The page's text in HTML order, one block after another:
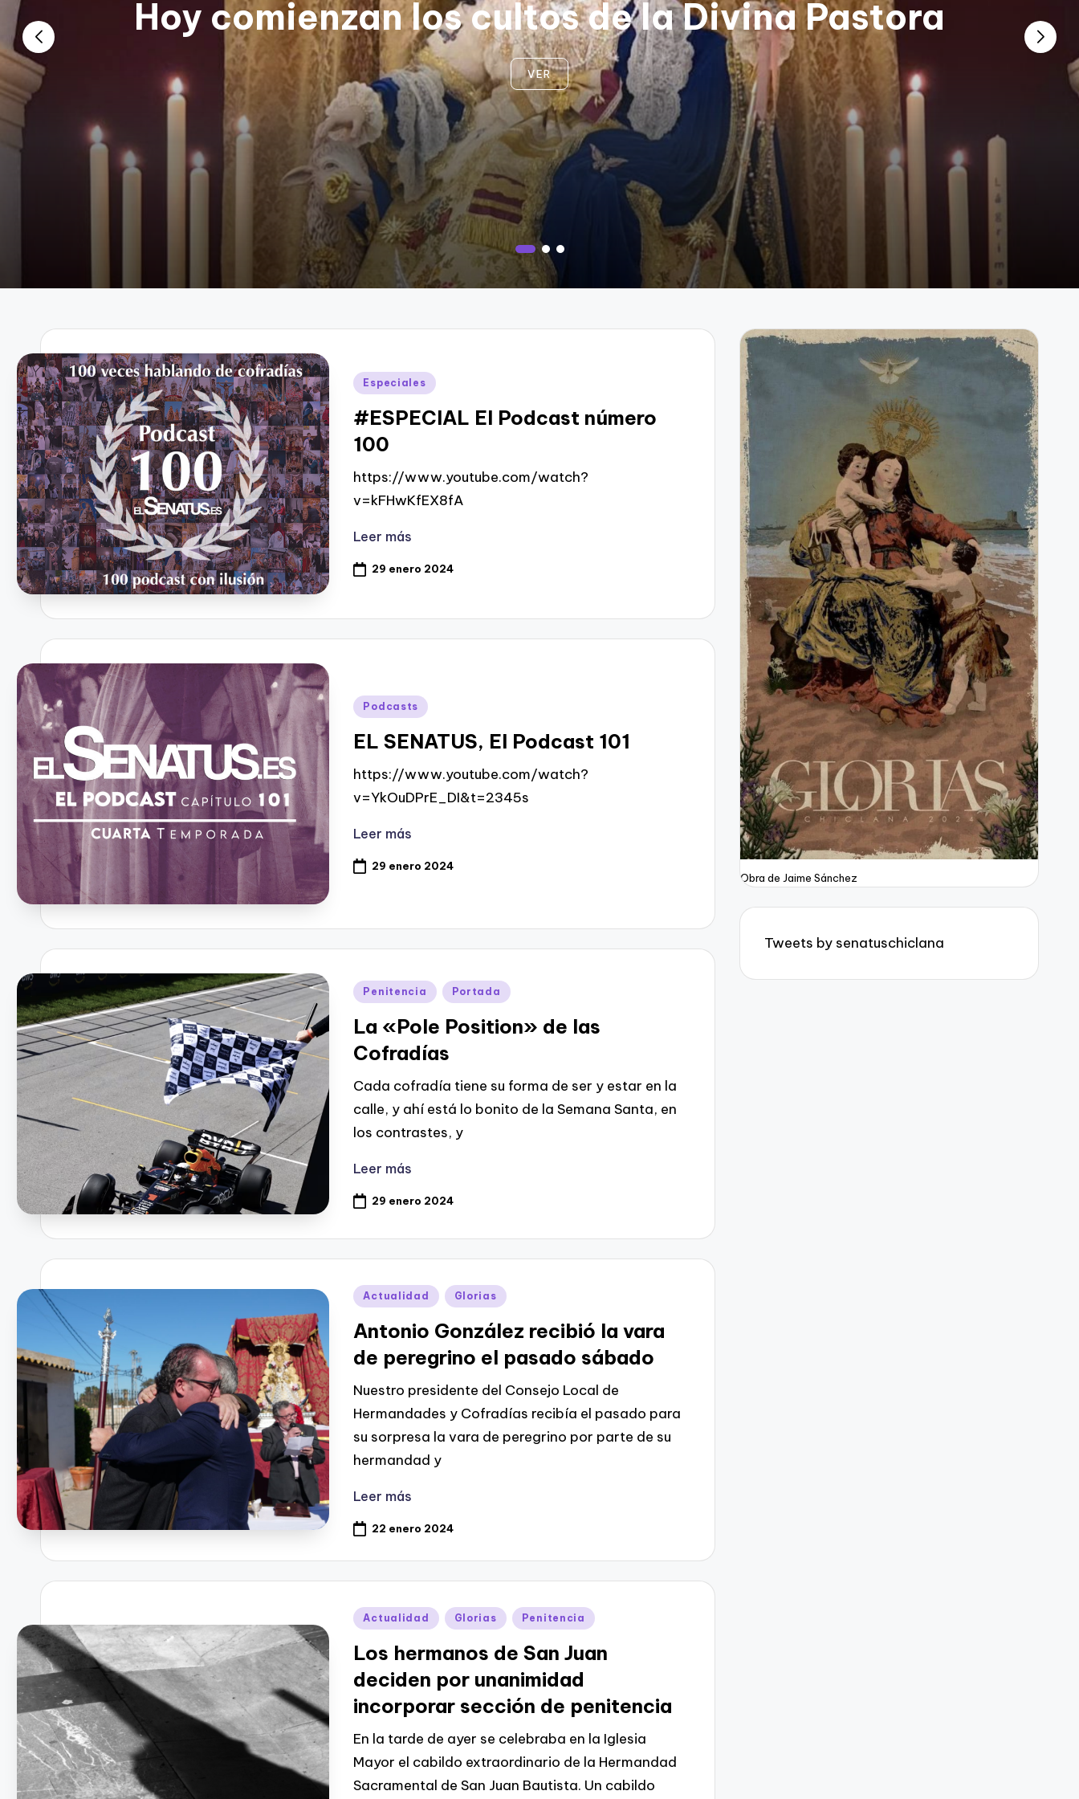
Hoy comienzan los cultos de la Divina Pastora
VER
Publicado
Especiales
#ESPECIAL El Podcast número
100
https://www.youtube.com/watch?
v=kFHwKfEX8fA
Leer más
29 enero 2024
Publicado
Podcasts
EL SENATUS, El Podcast 101
https://www.youtube.com/watch?
v=YkOuDPrE_DI&t=2345s
Leer más
29 enero 2024
Publicado
Penitencia Portada
La «Pole Position» de las
Cofradías
Cada cofradía tiene su forma de ser y estar en la
calle, y ahí está lo bonito de la Semana Santa, en
los contrastes, y
Leer más
29 enero 2024
Publicado
Actualidad Glorias
Antonio González recibió la vara
de peregrino el pasado sábado
Nuestro presidente del Consejo Local de
Hermandades y Cofradías recibía el pasado para
su sorpresa la vara de peregrino por parte de su
hermandad y
Leer más
22 enero 2024
Publicado
Actualidad Glorias Penitencia
Los hermanos de San Juan
deciden por unanimidad
incorporar sección de penitencia
En la tarde de ayer se celebraba en la Iglesia
Mayor el cabildo extraordinario de la Hermandad
Sacramental de San Juan Bautista. Un cabildo
Obra de Jaime Sánchez
Tweets by senatuschiclana